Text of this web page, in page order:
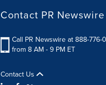
Contact PR Newswire
Call PR Newswire at 888-776-
from 8 AM - 9 PM ET
Contact Us